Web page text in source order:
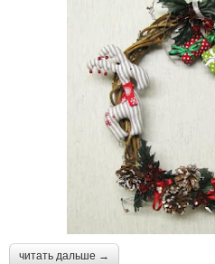
читать дальше →